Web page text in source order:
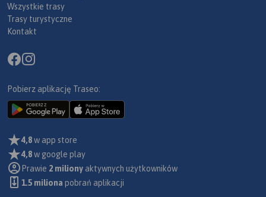
Wszystkie trasy
Trasy turystyczne
Kontakt
Pobierz aplikację Traseo:
4,8w app store
4,8w google play
Prawie 2 miliony aktywnych użytkowników
1.5 miliona pobrań aplikacji